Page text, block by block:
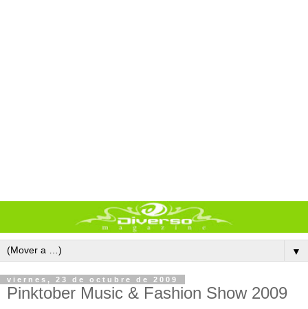
▼
viernes, 23 de octubre de 2009
Pinktober Music & Fashion Show 2009